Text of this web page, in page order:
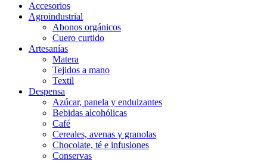
Accesorios
Agroindustrial
Abonos orgánicos
Cuero curtido
Artesanías
Matera
Tejidos a mano
Textil
Despensa
Azúcar, panela y endulzantes
Bebidas alcohólicas
Café
Cereales, avenas y granolas
Chocolate, té e infusiones
Conservas